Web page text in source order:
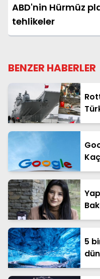
ABD'nin Hürmüz
tehlikeler
BENZER HABERLER
5